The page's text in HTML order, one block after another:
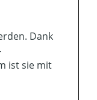
Dank
ist sie mit